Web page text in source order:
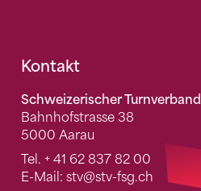
Fusszeile
Kontakt
Schweizerischer Turnverband
Bahnhofstrasse 38
5000 Aarau
Tel. + 41 62 837 82 00
E-Mail: stv@stv-fsg.ch